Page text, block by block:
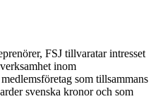
FSJ tillvaratar intresset
inom
som tillsammans
svenska kronor och som